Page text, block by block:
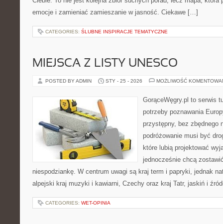
emocje i zamieniać zamieszanie w jasność. Ciekawe […]
CATEGORIES: ŚLUBNE INSPIRACJE TEMATYCZNE
MIEJSCA Z LISTY UNESCO
POSTED BY ADMIN STY - 25 - 2026 MOŻLIWOŚĆ
GorąceWęgry.pl to serwis
potrzeby poznawania
przystępny, bez zbędnego
podróżowanie musi być
które lubią projektować
jednocześnie chcą
niespodziankę. W centrum uwagi są kraj term i papryki, jednak
alpejski kraj muzyki i kawiarni, Czechy oraz kraj Tatr, jaskiń i
CATEGORIES: WET-OPINIA